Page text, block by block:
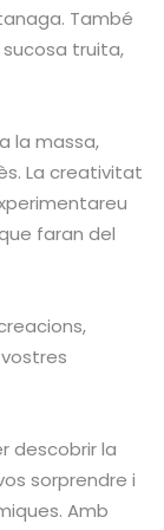
També
truita,
la massa,
La creativitat
faran del
descobrir la
sorprendre i
Amb